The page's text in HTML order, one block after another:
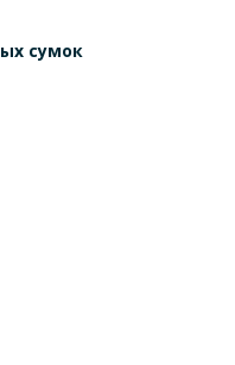
сумок